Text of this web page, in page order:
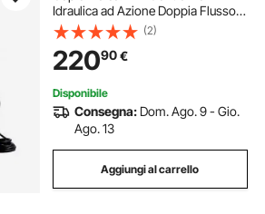
Idraulica ad Azione Doppia Flusso
d'Olio ca. 3,44 L/min Pressione
Massima di 22 MPa, Pompa per
Montacarichi Auto Camion
Rimorchio da Garage
(2)
22090€
Disponibile
Consegna: Dom. Ago. 9 - Gio.
Ago. 13
Aggiungi al carrello